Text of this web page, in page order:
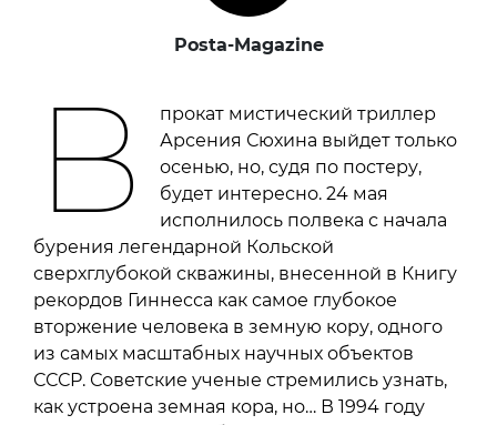
Posta-Magazine
В
прокат мистический триллер
Арсения Сюхина выйдет только
осенью, но, судя по постеру,
будет интересно. 24 мая
исполнилось полвека с начала
бурения легендарной Кольской
сверхглубокой скважины, внесенной в Книгу
рекордов Гиннесса как самое глубокое
вторжение человека в земную кору, одного
из самых масштабных научных объектов
СССР. Советские ученые стремились узнать,
как устроена земная кора, но… В 1994 году